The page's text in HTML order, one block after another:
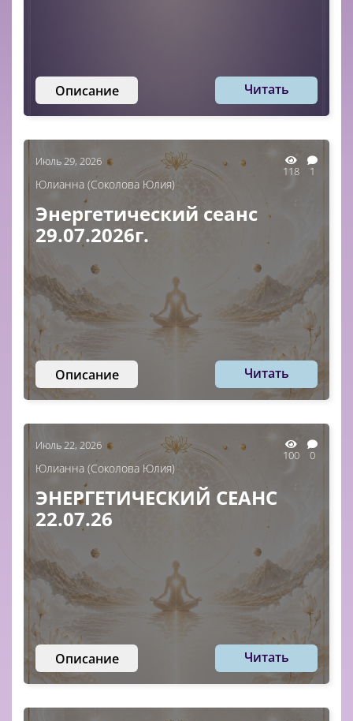
Описание Читать
Июль 29, 2026
118 1
Юлианна (Соколова Юлия)
Энергетический сеанс
29.07.2026г.
Описание Читать
Июль 22, 2026
100 0
Юлианна (Соколова Юлия)
ЭНЕРГЕТИЧЕСКИЙ СЕАНС
22.07.26
Описание Читать